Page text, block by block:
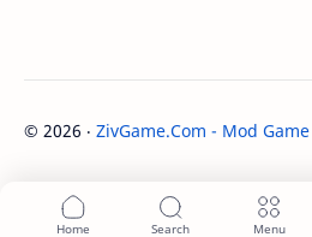
MOD APK FREE FIRE MOD
MOD DATA PUBG MOD
MOD FREE FIRE IOS MOD
© 2026 ‧ ZivGame.Com - Mod